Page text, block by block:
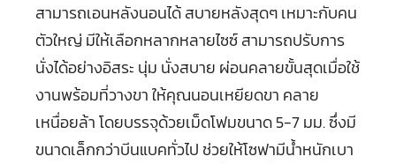
สามารถเอนหลังนอนได้ สบายหลังสุดๆ เหมาะกับคน
ตัวใหญ่ มีให้เลือกหลากหลายไซซ์ สามารถปรับการ
นั่งได้อย่างอิสระ นุ่ม นั่งสบาย ผ่อนคลายขั้นสุดเมื่อใช้
งานพร้อมที่วางขา ให้คุณนอนเหยียดขา คลาย
เหนื่อยล้า โดยบรรจุด้วยเม็ดโฟมขนาด 5-7 มม. ซึ่งมี
ขนาดเล็กกว่าบีนแบคทั่วไป ช่วยให้โซฟามีน้ำหนักเบา